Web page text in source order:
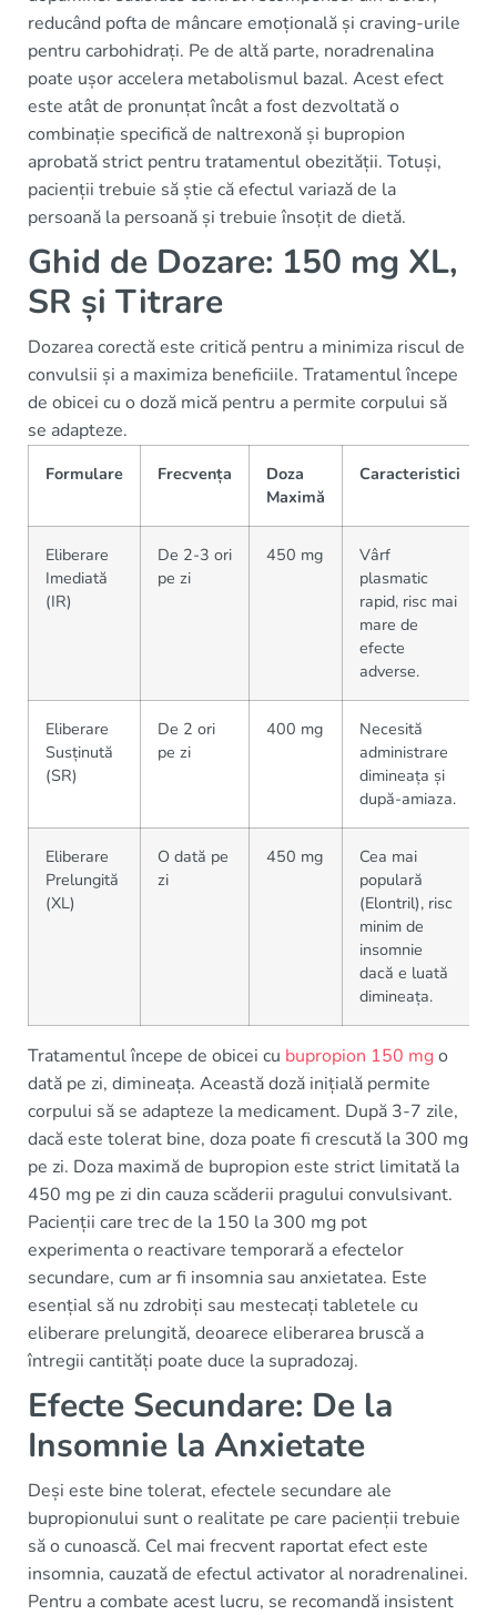
reducând pofta de mâncare emoțională și craving-urile
pentru carbohidrați. Pe de altă parte, noradrenalina
poate ușor accelera metabolismul bazal. Acest efect
este atât de pronunțat încât a fost dezvoltată o
combinație specifică de naltrexonă și bupropion
aprobată strict pentru tratamentul obezității. Totuși,
pacienții trebuie să știe că efectul variază de la
persoană la persoană și trebuie însoțit de dietă.
Ghid de Dozare: 150 mg XL,
SR și Titrare
Dozarea corectă este critică pentru a minimiza riscul de
convulsii și a maximiza beneficiile. Tratamentul începe
de obicei cu o doză mică pentru a permite corpului să
se adapteze.
Formulare Frecvența
Doza
Maximă
Caracteristici
Eliberare
Imediată
(IR)
De 2-3 ori
pe zi
450 mg
Vârf
plasmatic
rapid, risc mai
mare de
efecte
adverse.
Eliberare
Susținută
(SR)
De 2 ori
pe zi
400 mg
Necesită
administrare
dimineața și
după-amiaza.
Eliberare
Prelungită
(XL)
O dată pe
zi
450 mg
Cea mai
populară
(Elontril), risc
minim de
insomnie
dacă e luată
dimineața.
Tratamentul începe de obicei cu bupropion 150 mgo
dată pe zi, dimineața. Această doză inițială permite
corpului să se adapteze la medicament. După 3-7 zile,
dacă este tolerat bine, doza poate fi crescută la 300 mg
pe zi. Doza maximă de bupropion este strict limitată la
450 mg pe zi din cauza scăderii pragului convulsivant.
Pacienții care trec de la 150 la 300 mg pot
experimenta o reactivare temporară a efectelor
secundare, cum ar fi insomnia sau anxietatea. Este
esențial să nu zdrobiți sau mestecați tabletele cu
eliberare prelungită, deoarece eliberarea bruscă a
întregii cantități poate duce la supradozaj.
Efecte Secundare: De la
Insomnie la Anxietate
Deși este bine tolerat, efectele secundare ale
bupropionului sunt o realitate pe care pacienții trebuie
să o cunoască. Cel mai frecvent raportat efect este
insomnia, cauzată de efectul activator al noradrenalinei.
Pentru a combate acest lucru, se recomandă insistent